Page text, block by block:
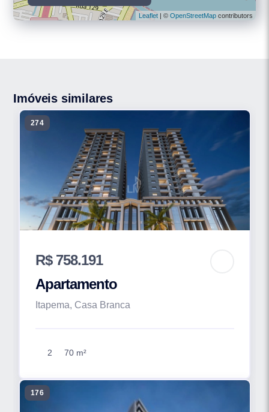
Leaflet| © OpenStreetMapcontributors
Imóveis similares
274
R$ 758.191
Apartamento
Itapema, Casa Branca
2 70 m²
176